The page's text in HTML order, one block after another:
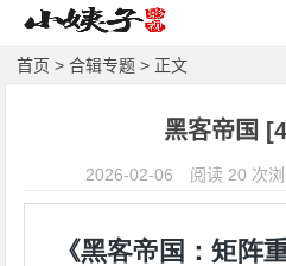
首页 >合辑专题 > 正文
黑客帝国
2026-02-06 阅读 20 次